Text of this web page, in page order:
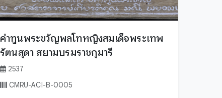
คำทูนพระขวัญพลโทหญิงสมเด็จพระเทพ
รัตนสุดา สยามบรมราชกุมารี
2537
CMRU-ACI-B-0005